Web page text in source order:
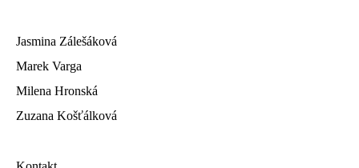
Jasmina Zálešáková
Marek Varga
Milena Hronská
Zuzana Košťálková